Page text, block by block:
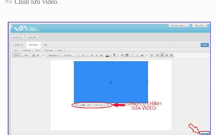
=> Chọn lưu video.